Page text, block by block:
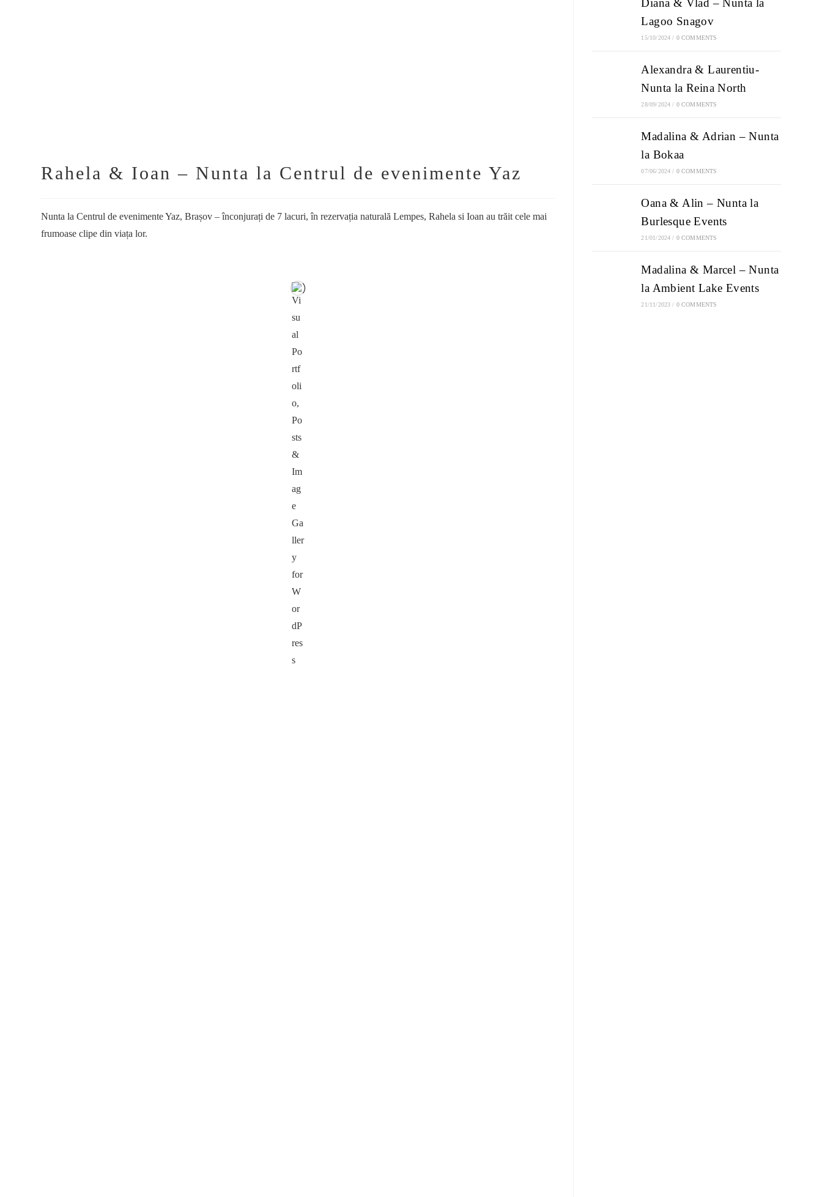
Rahela & Ioan – Nunta la Centrul de evenimente Yaz
Nunta la Centrul de evenimente Yaz, Brașov – înconjurați de 7 lacuri, în rezervația naturală Lempes, Rahela si Ioan au trăit cele mai
frumoase clipe din viața lor.
Diana & Vlad – Nunta la
Lagoo Snagov
15/10/2024 / 0 COMMENTS
Alexandra & Laurentiu-
Nunta la Reina North
28/09/2024 / 0 COMMENTS
Madalina & Adrian – Nunta
la Bokaa
07/06/2024 / 0 COMMENTS
Oana & Alin – Nunta la
Burlesque Events
21/01/2024 / 0 COMMENTS
Madalina & Marcel – Nunta
la Ambient Lake Events
21/11/2023 / 0 COMMENTS